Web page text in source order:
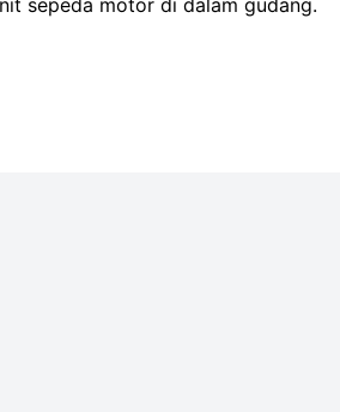
sepeda motor di dalam gudang.